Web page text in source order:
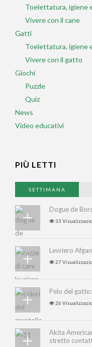
Toelettatura, igiene
Vivere con il cane
Gatti
Toelettatura, igiene
Vivere con il gatto
Giochi
Puzzle
Quiz
News
Video educativi
PIÙ LETTI
SETTIMANA
Dogue de
33
Levriero
27
Pelo del
26
Akita
stretto